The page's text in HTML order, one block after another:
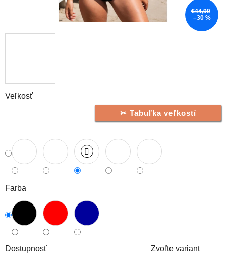
Tabuľka veľkostí
Veľkosť
Farba
Dostupnosť
Zvoľte variant
€44,90
–30 %